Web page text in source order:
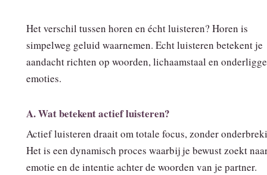
Het verschil tussen horen en écht luisteren? Horen is
simpelweg geluid waarnemen. Echt luisteren betekent je
aandacht richten op woorden, lichaamstaal en
emoties.
A. Wat betekent actief luisteren?
Actief luisteren draait om totale focus, zonder
Het is een dynamisch proces waarbij je bewust zoekt
emotie en de intentie achter de woorden van je partner.